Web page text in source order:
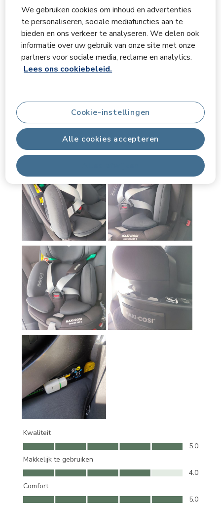
We gebruiken cookies om inhoud en advertenties
te personaliseren, sociale mediafuncties aan te
bieden en ons verkeer te analyseren. We delen ook
informatie over uw gebruik van onze site met onze
partners voor sociale media, reclame en analytics.
Lees ons cookiebeleid.
Alle cookies accepteren
Cookie-instellingen
punto a favor, sobretodo en viajes largos garantizando
su comodidad. Su seguridad no se queda atrás gracias
al sistema de seguridad ISOFIX y a los arnés de
seguridad de 5 puntos. La calidad del tejido te permite
lavar la funda a maquina y queda como nueva. La única
pega es su peso. Es bastante PESADA
productlikes Confort infantil, Calidad, Valor por el
dinero, Conexión, Las características de seguridad,
Características prácticas
Ja, Ik beveel dit product aan.
Kwaliteit
Kwaliteit, 5.0 van 5
5.0
Makkelijk te gebruiken
Makkelijk te gebruiken, 4.0 van 5
4.0
Comfort
Comfort, 5.0 van 5
5.0